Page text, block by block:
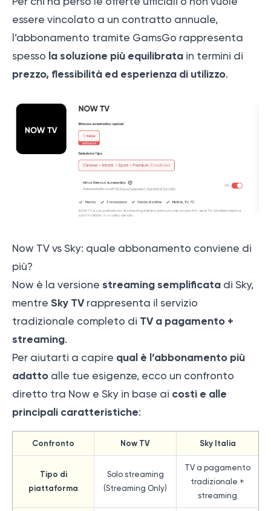
essere vincolato a un contratto annuale,
l’abbonamento tramite GamsGo rappresenta
spesso la soluzione più equilibrata in termini di
prezzo, flessibilità ed esperienza di utilizzo.
Now TV vs Sky: quale abbonamento conviene di
più?
Now è la versione streaming semplificata di Sky,
mentre Sky TVrappresenta il servizio
tradizionale completo di TV a pagamento +
streaming.
Per aiutarti a capire qual è l’abbonamento più
adatto alle tue esigenze, ecco un confronto
diretto tra Now e Sky in base ai costi e alle
principali caratteristiche:
Confronto Now TV Sky Italia
Tipo di
piattaforma
Solo streaming
(Streaming Only)
TV a pagamento
tradizionale +
streaming